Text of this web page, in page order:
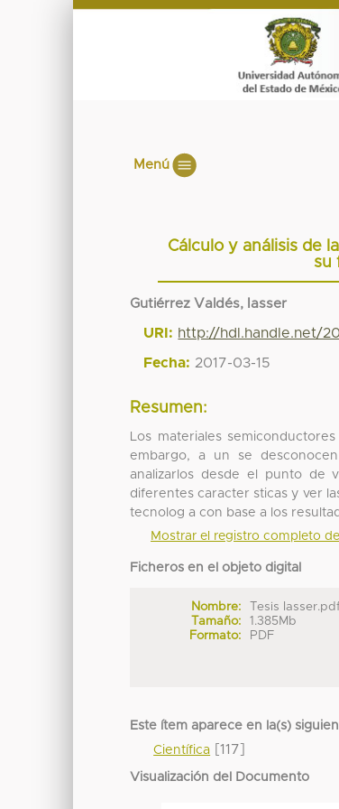
Menú
Cálculo y análisis de
su
Gutiérrez Valdés, Iasser
URI: http://hdl.handle.net/
Fecha: 2017-03-15
Resumen:
Los materiales
embargo, a un se
analizarlos desde el punto de
diferentes caracter sticas y ver
tecnolog a con base a los
Mostrar el registro completo
Ficheros en el objeto digital
Nombre:
Tesis
Tamaño:
1.385Mb
Formato:
PDF
Este ítem aparece en la(s)
Científica [117]
Visualización del Documento